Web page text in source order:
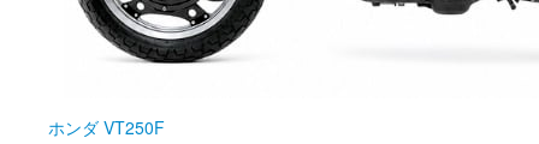
ホンダ VT250F